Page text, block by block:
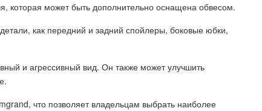
которая может быть дополнительно оснащена обвесом.
как передний и задний спойлеры, боковые юбки,
и агрессивный вид. Он также может улучшить
что позволяет владельцам выбрать наиболее